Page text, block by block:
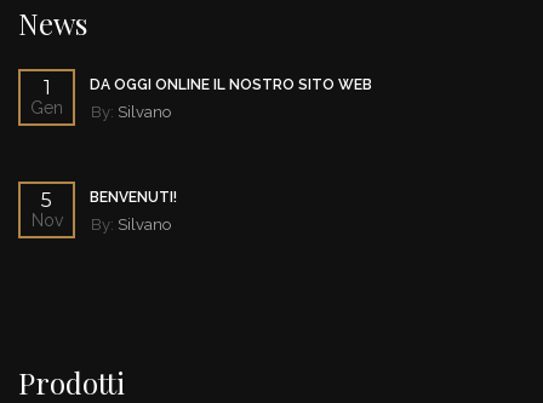
News
1
Gen
DA OGGI ONLINE IL NOSTRO SITO WEB
By: Silvano
5
Nov
BENVENUTI!
By: Silvano
Prodotti